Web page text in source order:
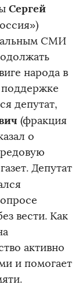
Сергей
СМИ
народа в
депутат,
(фракция
о
Депутат
вести. Как
активно
и помогает